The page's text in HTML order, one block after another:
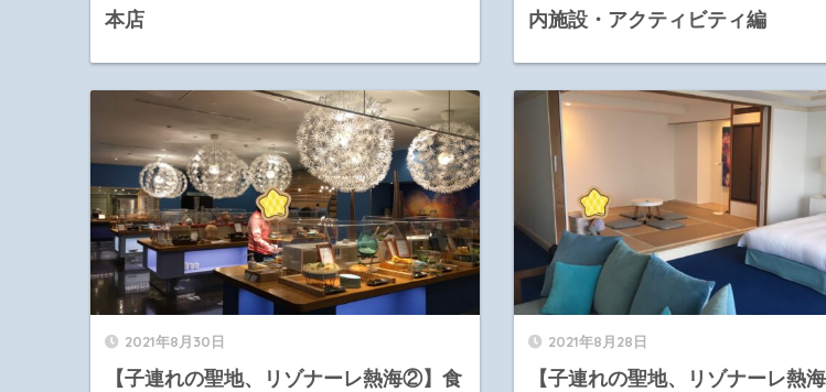
本店
内施設・アクティビティ編
2021年8月30日
【子連れの聖地、リゾナーレ熱海②】食
2021年8月28日
【子連れの聖地、リゾナーレ熱